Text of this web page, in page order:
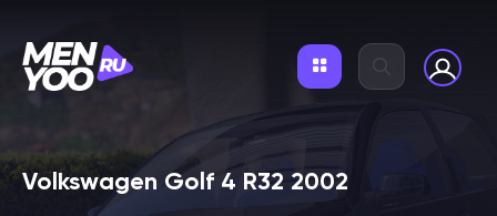
Volkswagen Golf 4 R32 2002